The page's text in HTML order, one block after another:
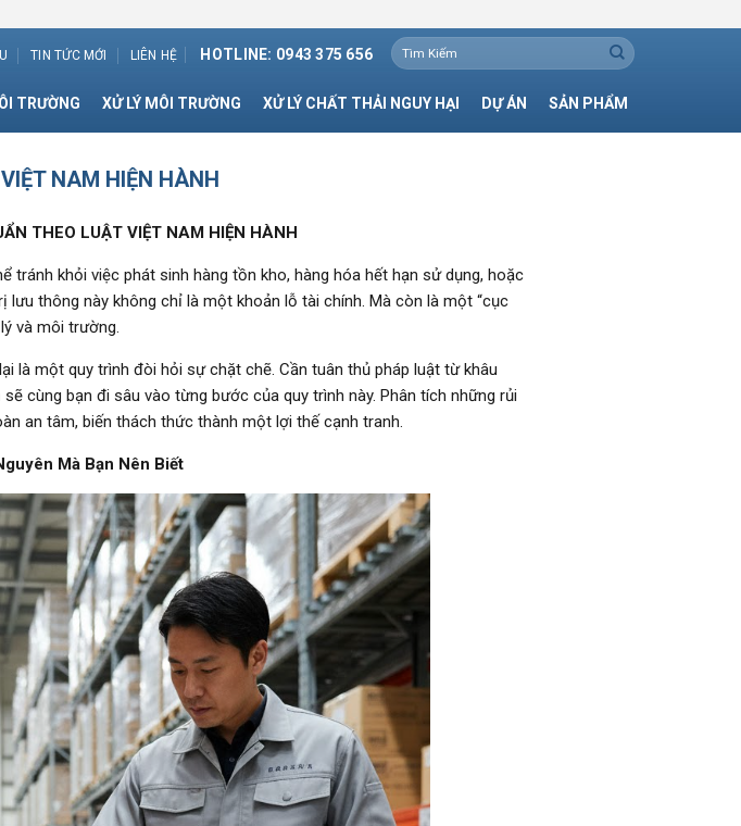
TIN TỨC MỚI LIÊN HỆ HOTLINE: 0943 375 656
Tìm
kiếm:
TRƯỜNG XỬ LÝ MÔI TRƯỜNG XỬ LÝ CHẤT THẢI NGUY HẠI DỰ ÁN SẢN PHẨM
NAM HIỆN HÀNH
THEO LUẬT VIỆT NAM HIỆN HÀNH
khỏi việc phát sinh hàng tồn kho, hàng hóa hết hạn sử dụng, hoặc
thông này không chỉ là một khoản lỗ tài chính. Mà còn là một “cục
và môi trường.
là một quy trình đòi hỏi sự chặt chẽ. Cần tuân thủ pháp luật từ khâu
sẽ cùng bạn đi sâu vào từng bước của quy trình này. Phân tích những rủi
an tâm, biến thách thức thành một lợi thế cạnh tranh.
Mà Bạn Nên Biết